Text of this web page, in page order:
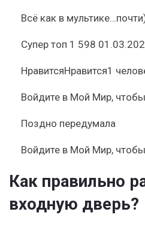
Всё как в
Супер топ 1 598
НравитсяНравится1
Войдите в Мой Мир,
Поздно передумала
Войдите в Мой Мир,
Как правильно
входную дверь?